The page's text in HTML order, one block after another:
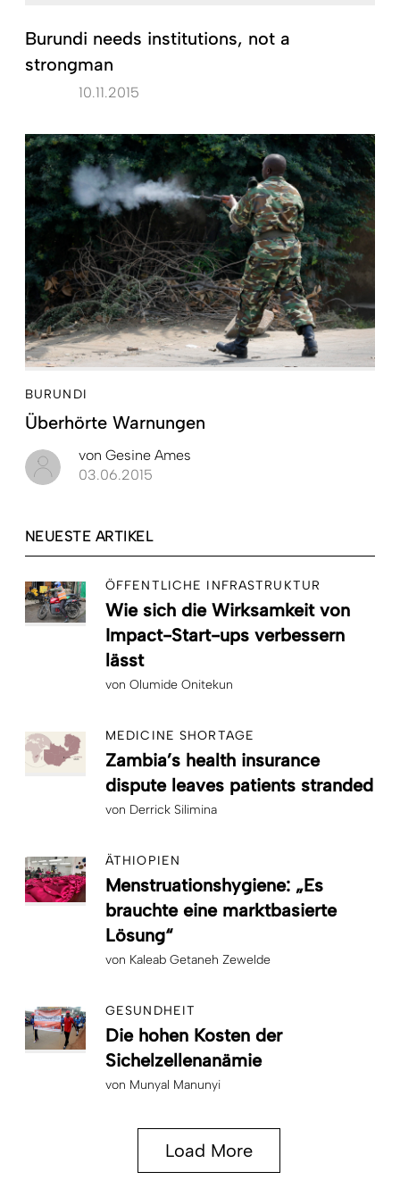
Burundi needs institutions, not a
strongman
10.11.2015
BURUNDI
Überhörte Warnungen
von Gesine Ames
03.06.2015
NEUESTE ARTIKEL
ÖFFENTLICHE INFRASTRUKTUR
Wie sich die Wirksamkeit von
Impact-Start-ups verbessern
lässt
von Olumide Onitekun
MEDICINE SHORTAGE
Zambia’s health insurance
dispute leaves patients stranded
von Derrick Silimina
ÄTHIOPIEN
Menstruationshygiene: „Es
brauchte eine marktbasierte
Lösung“
von Kaleab Getaneh Zewelde
GESUNDHEIT
Die hohen Kosten der
Sichelzellenanämie
von Munyal Manunyi
Load More